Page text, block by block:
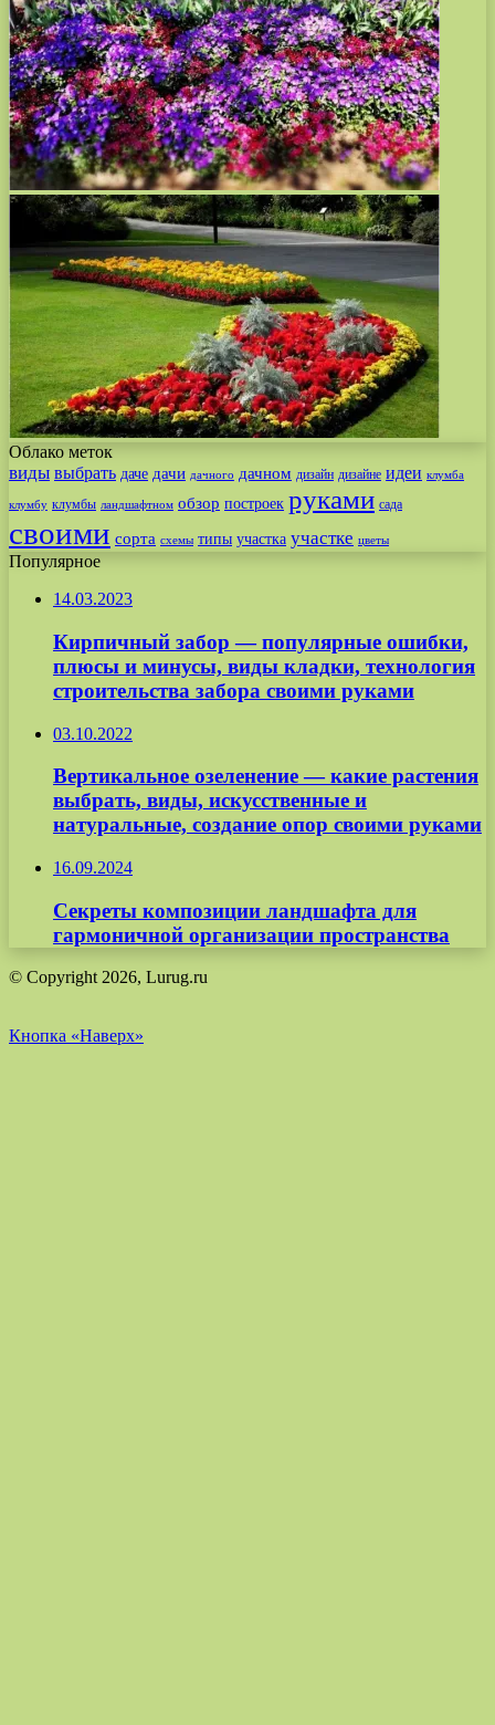
Облако меток
виды выбрать даче дачи дачного дачном дизайн дизайне идеи клумба
клумбу клумбы ландшафтном обзор построек руками сада
своими сорта схемы типы участка участке цветы
Популярное
14.03.2023
Кирпичный забор — популярные ошибки,
плюсы и минусы, виды кладки, технология
строительства забора своими руками
03.10.2022
Вертикальное озеленение — какие растения
выбрать, виды, искусственные и
натуральные, создание опор своими руками
16.09.2024
Секреты композиции ландшафта для
гармоничной организации пространства
© Copyright 2026, Lurug.ru
Кнопка «Наверх»